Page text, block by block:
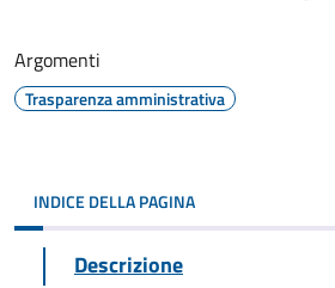
Argomenti
Trasparenza amministrativa
INDICE DELLA PAGINA
Descrizione